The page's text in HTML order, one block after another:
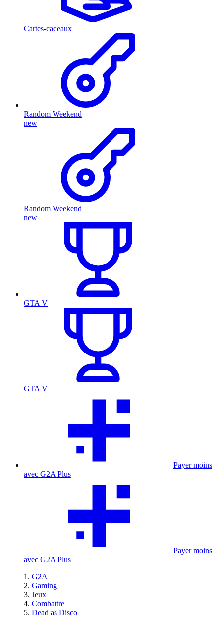
Cartes-cadeaux
Random Weekend
new
Random Weekend
new
GTA V
GTA V
Payer moins
avec G2A Plus
Payer moins
avec G2A Plus
G2A
Gaming
Jeux
Combattre
Dead as Disco